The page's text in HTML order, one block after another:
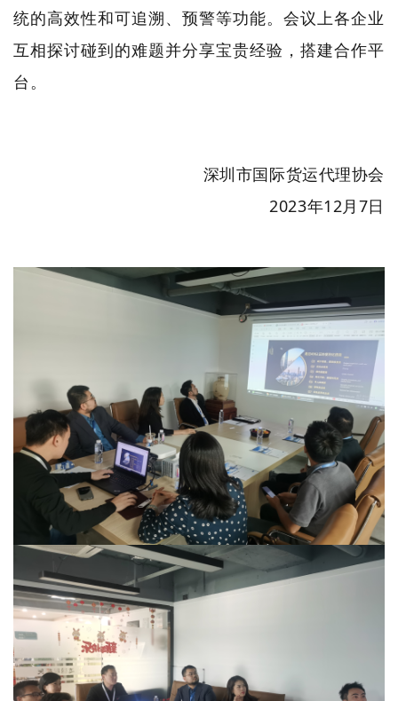
统的高效性和可追溯、预警等功能。会议上各企业
互相探讨碰到的难题并分享宝贵经验，搭建合作平
台。
深圳市国际货运代理协会
2023年12月7日